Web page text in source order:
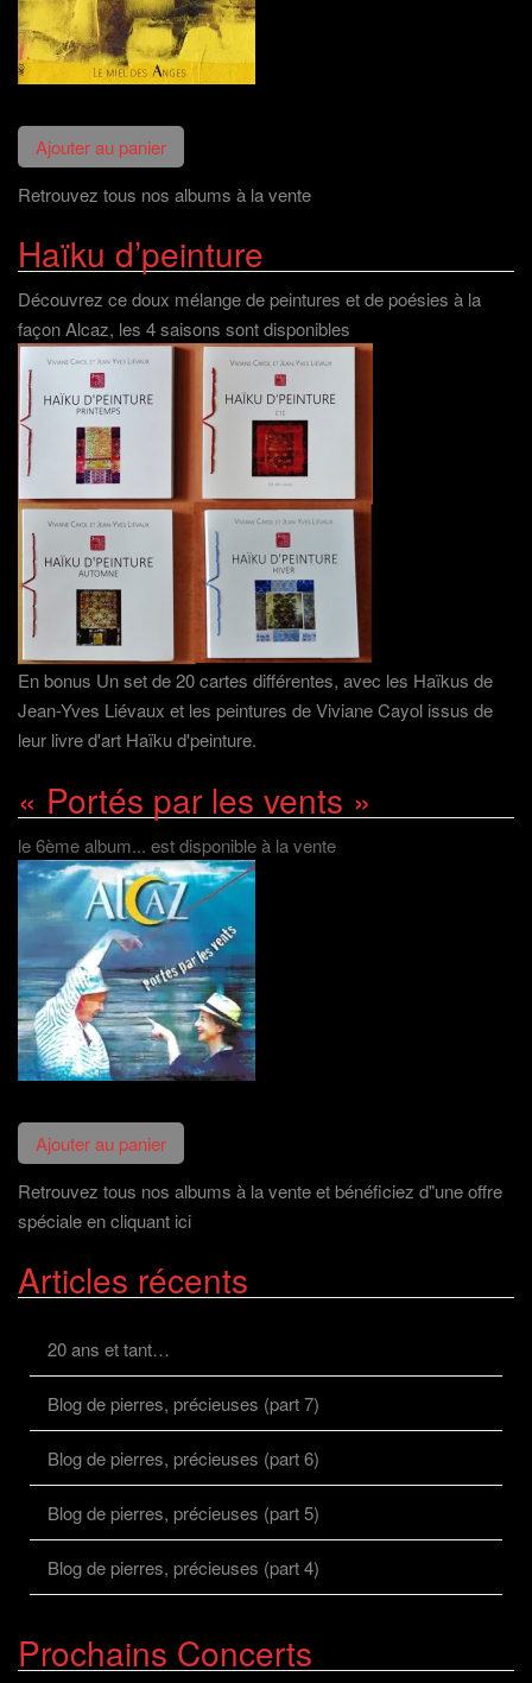
Retrouvez tous nos albums à la vente
Haïku d’peinture
Découvrez ce doux mélange de peintures et de poésies à la
façon Alcaz, les 4 saisons sont disponibles
En bonus Un set de 20 cartes différentes, avec les Haïkus de
Jean-Yves Liévaux et les peintures de Viviane Cayol issus de
leur livre d'art Haïku d'peinture.
« Portés par les vents »
le 6ème album... est disponible à la vente
Retrouvez tous nos albums à la vente et bénéficiez d"une offre
spéciale en cliquant ici
Articles récents
20 ans et tant…
Blog de pierres, précieuses (part 7)
Blog de pierres, précieuses (part 6)
Blog de pierres, précieuses (part 5)
Blog de pierres, précieuses (part 4)
Prochains Concerts